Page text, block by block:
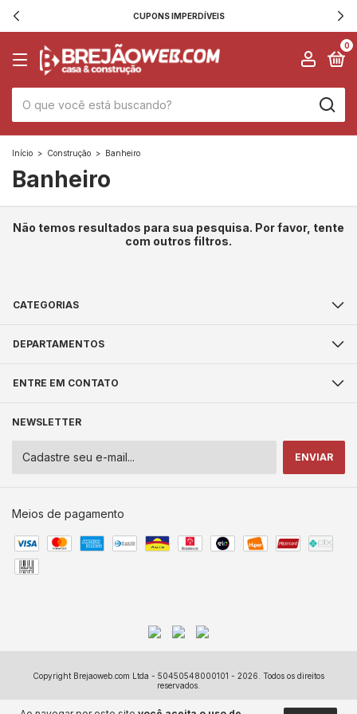
CUPONS IMPERDÍVEIS
0
Início > Construção > Banheiro
Banheiro
Não temos resultados para sua pesquisa. Por favor, tente
com outros filtros.
CATEGORIAS
DEPARTAMENTOS
ENTRE EM CONTATO
NEWSLETTER
Meios de pagamento
Copyright Brejaoweb.com Ltda - 50450548000101 - 2026. Todos os direitos
reservados.